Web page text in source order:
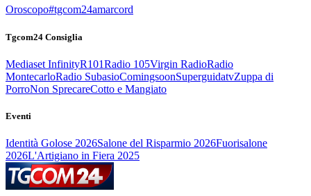
Oroscopo#tgcom24amarcord
Tgcom24 Consiglia
Mediaset InfinityR101Radio 105Virgin RadioRadio
MontecarloRadio SubasioComingsoonSuperguidatvZuppa di
PorroNon SprecareCotto e Mangiato
Eventi
Identità Golose 2026Salone del Risparmio 2026Fuorisalone
2026L'Artigiano in Fiera 2025